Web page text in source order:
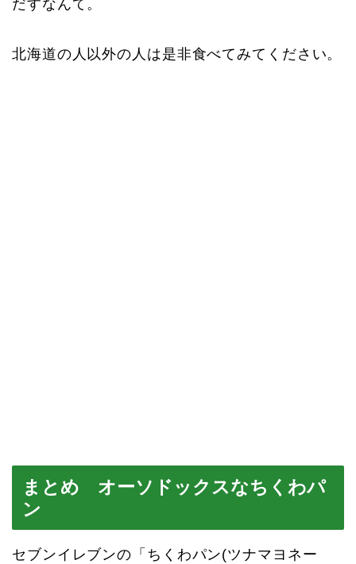
だすなんて。
北海道の人以外の人は是非食べてみてください。
まとめ オーソドックスなちくわパ
ン
セブンイレブンの「ちくわパン(ツナマヨネー